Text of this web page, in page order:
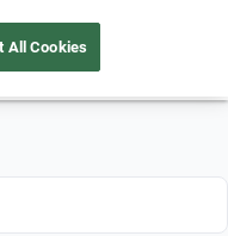
All Cookies